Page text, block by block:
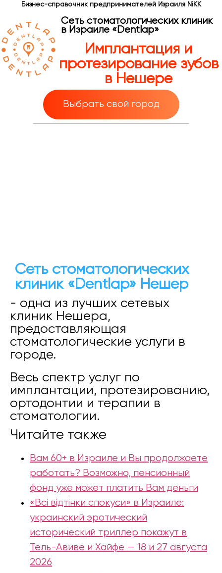
Бизнес-справочник предпринимателей Израиля NiKK
Сеть стоматологических клиник
в Израиле «Dentlap»
Имплантация и
протезирование зубов
в Нешере
Выбрать свой город
Сеть стоматологических
клиник «Dentlap» Нешер
- одна из лучших сетевых
клиник Нешера,
предоставляющая
стоматологические услуги в
городе.
Весь спектр услуг по
имплантации, протезированию,
ортодонтии и терапии в
стоматологии.
Читайте также
Вам 60+ в Израиле и Вы продолжаете
работать? Возможно, пенсионный
фонд уже может платить Вам деньги
«Всі відтінки спокуси» в Израиле:
украинский эротический
исторический триллер покажут в
Тель-Авиве и Хайфе — 18 и 27 августа
2026